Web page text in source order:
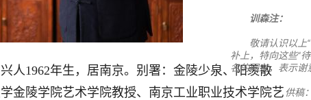
1962年生，居南京。别署：金陵少泉、阳羡散
金陵学院艺术学院教授、南京工业职业技术学院艺
训森注：
敬请认识以上
补上，特向这些“
名的网友，表示谢
供稿